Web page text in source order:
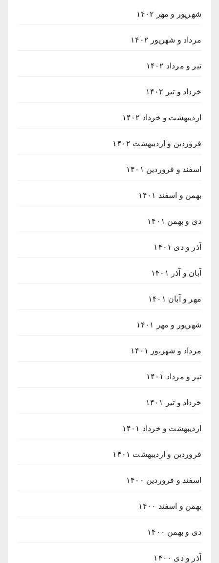
شهریور و مهر ۱۴۰۲
مرداد و شهریور ۱۴۰۲
تیر و مرداد ۱۴۰۲
خرداد و تیر ۱۴۰۲
اردیبهشت و خرداد ۱۴۰۲
فروردین و اردیبهشت ۱۴۰۲
اسفند و فروردین ۱۴۰۱
بهمن و اسفند ۱۴۰۱
دی و بهمن ۱۴۰۱
آذر و دی ۱۴۰۱
آبان و آذر ۱۴۰۱
مهر و آبان ۱۴۰۱
شهریور و مهر ۱۴۰۱
مرداد و شهریور ۱۴۰۱
تیر و مرداد ۱۴۰۱
خرداد و تیر ۱۴۰۱
اردیبهشت و خرداد ۱۴۰۱
فروردین و اردیبهشت ۱۴۰۱
اسفند و فروردین ۱۴۰۰
بهمن و اسفند ۱۴۰۰
دی و بهمن ۱۴۰۰
آذر و دی ۱۴۰۰